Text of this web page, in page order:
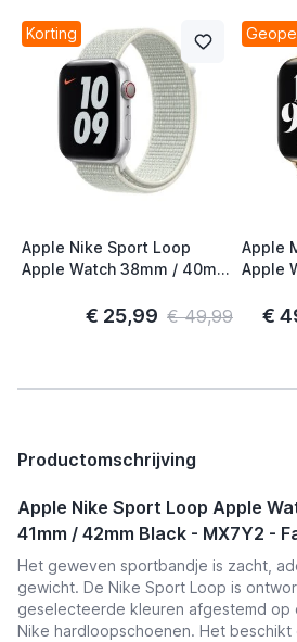
Korting
Apple Nike Sport Loop
Apple Watch 38mm / 40mm
€ 25,99 € 49,99
Apple
Apple Watch
/
Gen)
€
Productomschrijving
Apple Nike Sport Loop Apple
41mm / 42mm Black - MX7Y2 -
Het geweven sportbandje is zacht,
gewicht. De Nike Sport Loop is
geselecteerde kleuren afgestemd op
Nike hardloopschoenen. Het